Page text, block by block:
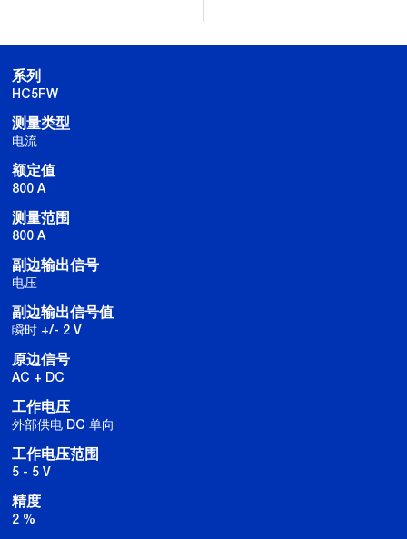
系列
HC5FW
测量类型
电流
额定值
800 A
测量范围
800 A
副边输出信号
电压
副边输出信号值
瞬时 +/- 2 V
原边信号
AC + DC
工作电压
外部供电 DC 单向
工作电压范围
5 - 5 V
精度
2 %